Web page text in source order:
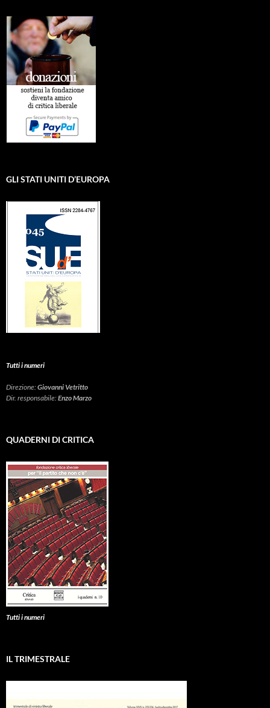
GLI STATI UNITI D’EUROPA
Tutti i numeri
Direzione:Giovanni Vetritto
Dir. responsabile:Enzo Marzo
QUADERNI DI CRITICA
Tutti i numeri
IL TRIMESTRALE